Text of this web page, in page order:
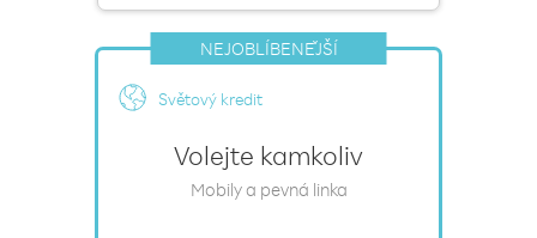
NEJOBLÍBENĚJŠÍ
Světový kredit
Volejte kamkoliv
Mobily a pevná linka